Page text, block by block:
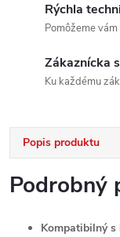
Rýchla
Pomôžeme
Zákaznícka
Ku každému
Popis produktu
Podrobný
Kompatibilný s